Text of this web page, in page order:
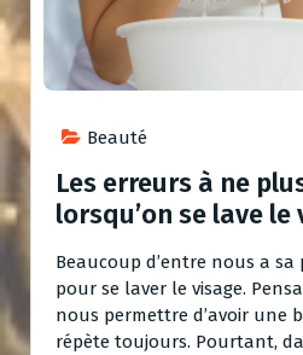
Beauté
Les erreurs à ne
lorsqu’on se lave le
Beaucoup d’entre nous a
pour se laver le visage.
nous permettre d’avoir une
répète toujours. Pourtant,